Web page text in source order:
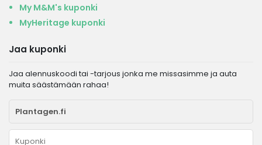
My M&M's kuponki
MyHeritage kuponki
Jaa kuponki
Jaa alennuskoodi tai -tarjous jonka me missasimme ja auta
muita säästämään rahaa!